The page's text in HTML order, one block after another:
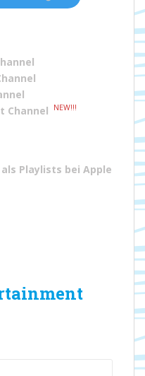
Channel
NEW!!!
Playlists bei Apple